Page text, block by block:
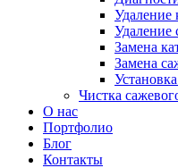
Удаление
Удаление
Замена
Замена
Чистка
О нас
Портфолио
Блог
Контакты